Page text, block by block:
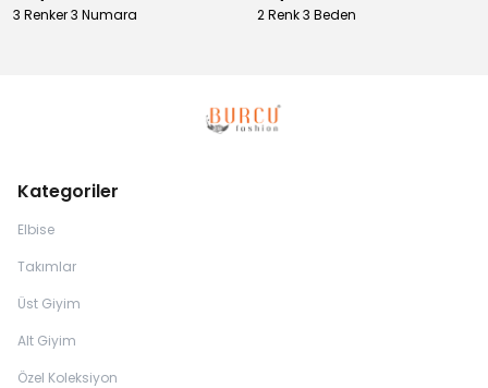
3 Renker 3 Numara 2 Renk 3 Beden
Kategoriler
Elbise
Takımlar
Üst Giyim
Alt Giyim
Özel Koleksiyon